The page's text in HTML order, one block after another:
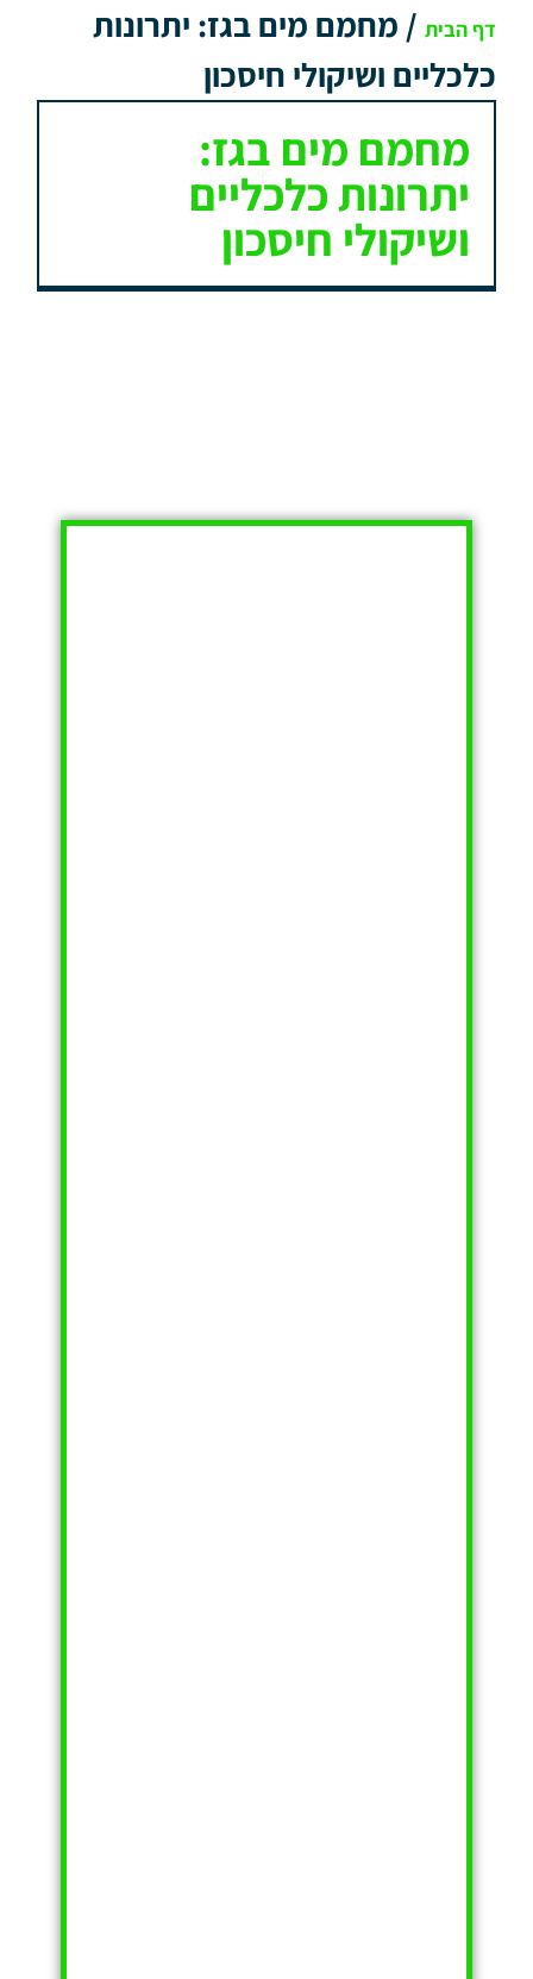
דף הבית / מחמם מים בגז: יתרונות
כלכליים ושיקולי חיסכון
מחמם מים בגז:
יתרונות כלכליים
ושיקולי חיסכון